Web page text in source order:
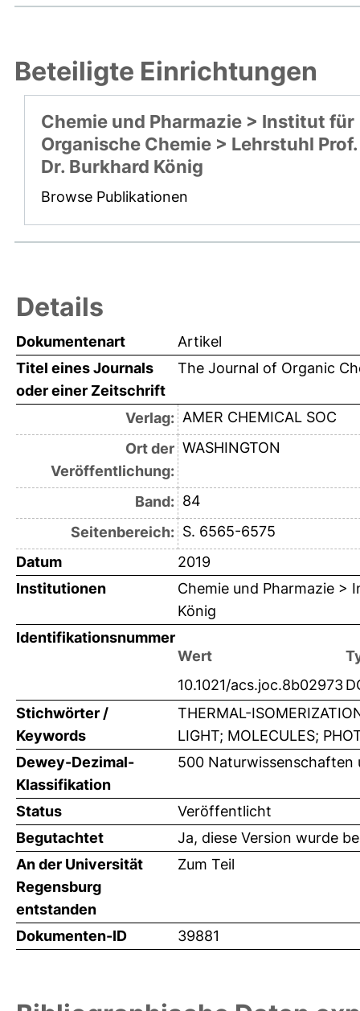
Beteiligte Einrichtungen
Chemie und Pharmazie > Institut für
Organische Chemie > Lehrstuhl Prof.
Dr. Burkhard König
Browse Publikationen
Details
Dokumentenart
Artikel
Titel eines Journals
oder einer Zeitschrift
The Journal of Organic
Verlag: AMER CHEMICAL SOC
Ort der
Veröffentlichung:
WASHINGTON
Band: 84
Seitenbereich: S. 6565-6575
Datum
2019
Institutionen
Chemie und Pharmazie >
König
Identifikationsnummer
Wert
10.1021/acs.joc.8b02973
Stichwörter /
Keywords
THERMAL-
LIGHT; MOLECULES;
Dewey-Dezimal-
Klassifikation
500 Naturwissenschaften
Status
Veröffentlicht
Begutachtet
Ja, diese Version wurde
An der Universität
Regensburg
entstanden
Zum Teil
Dokumenten-ID 39881